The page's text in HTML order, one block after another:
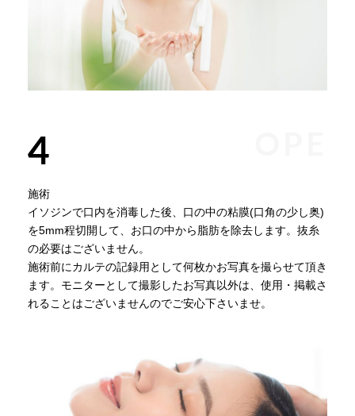
4
施術
イソジンで口内を消毒した後、口の中の粘膜(口角の少し奥)
を5mm程切開して、お口の中から脂肪を除去します。抜糸
の必要はございません。
施術前にカルテの記録用として何枚かお写真を撮らせて頂き
ます。モニターとして撮影したお写真以外は、使用・掲載さ
れることはございませんのでご安心下さいませ。